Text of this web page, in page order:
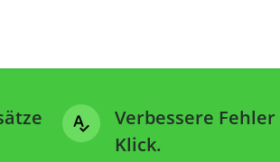
Verbessere
Klick.